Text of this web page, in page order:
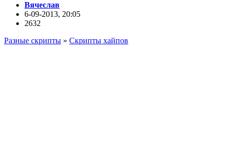
Вячеслав
6-09-2013, 20:05
2632
Разные скрипты » Скрипты хайпов